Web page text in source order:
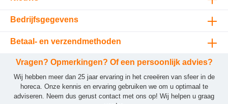
Bedrijfsgegevens
Betaal- en verzendmethoden
Vragen? Opmerkingen? Of een persoonlijk advies?
Wij hebben meer dan 25 jaar ervaring in het creeëren van sfeer in de
horeca. Onze kennis en ervaring gebruiken we om u optimaal te
adviseren. Neem dus gerust contact met ons op! Wij helpen u graag